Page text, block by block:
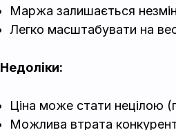
Маржа залишається
Легко масштабувати на
Недоліки:
Ціна може стати нецілою
Можлива втрата